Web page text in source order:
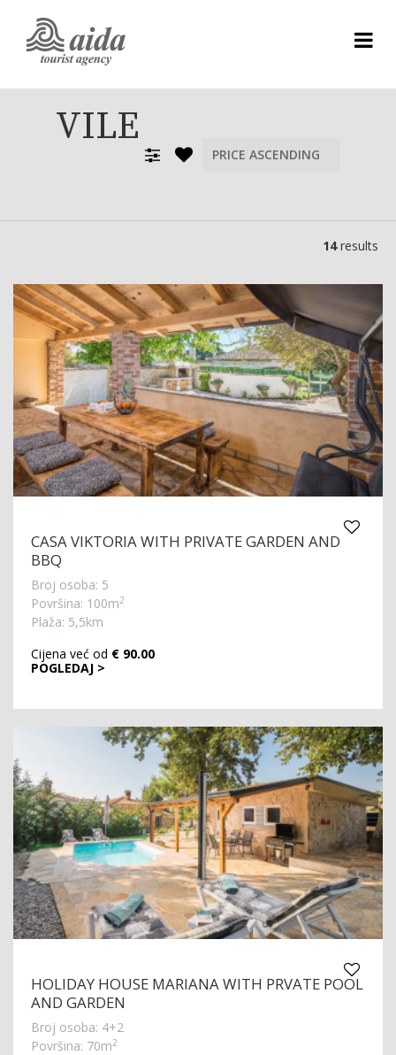
VILE
14results
CASA VIKTORIA WITH PRIVATE GARDEN AND
BBQ
Broj osoba: 5
Površina: 100m2
Plaža: 5,5km
POGLEDAJ >
Cijena već od € 90.00
HOLIDAY HOUSE MARIANA WITH PRVATE POOL
AND GARDEN
Broj osoba: 4+2
Površina: 70m2